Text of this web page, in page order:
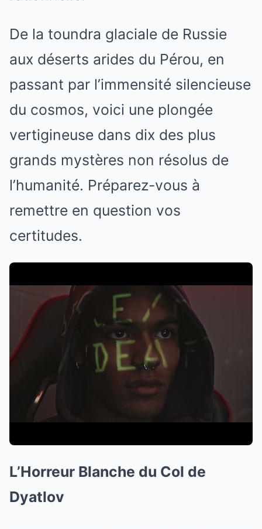
De la toundra glaciale de Russie
aux déserts arides du Pérou, en
passant par l’immensité silencieuse
du cosmos, voici une plongée
vertigineuse dans dix des plus
grands mystères non résolus de
l’humanité. Préparez-vous à
remettre en question vos
certitudes.
L’Horreur Blanche du Col de
Dyatlov